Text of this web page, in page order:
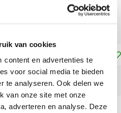
van cookies
content en advertenties te
voor social media te bieden
te analyseren. Ook delen we
van onze site met onze
adverteren en analyse. Deze
aan winkelwagen